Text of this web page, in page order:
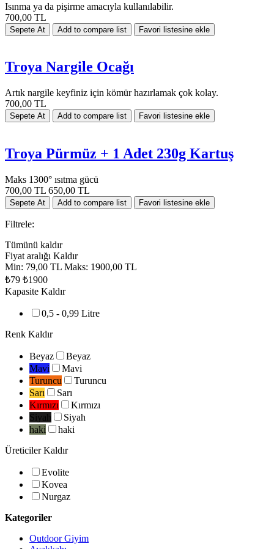
Isınma ya da pişirme amacıyla kullanılabilir.
700,00 TL
Troya Nargile Ocağı
Artık nargile keyfiniz için kömür hazırlamak çok kolay.
700,00 TL
Troya Pürmüz + 1 Adet 230g Kartuş
Maks 1300° ısıtma gücü
700,00 TL 650,00 TL
Filtrele:
Tümünü kaldır
Fiyat aralığı Kaldır
Min: 79,00 TL Maks: 1900,00 TL
₺79 ₺1900
Kapasite Kaldır
0,5 - 0,99 Litre
Renk Kaldır
Beyaz
Beyaz
Mavi
Mavi
Turuncu
Turuncu
Sarı
Sarı
Kırmızı
Kırmızı
Siyah
Siyah
haki
haki
Üreticiler Kaldır
Evolite
Kovea
Nurgaz
Kategoriler
Outdoor Giyim